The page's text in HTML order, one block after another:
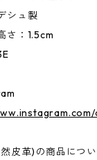
シュ製
さ：1.5cm
皮革)の商品につい